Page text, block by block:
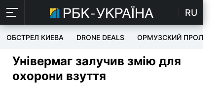
RU
ОБСТРЕЛ КИЕВА DRONE DEALS ОРМУЗСКИЙ ПРОЛИВ
Універмаг залучив змію для
охорони взуття